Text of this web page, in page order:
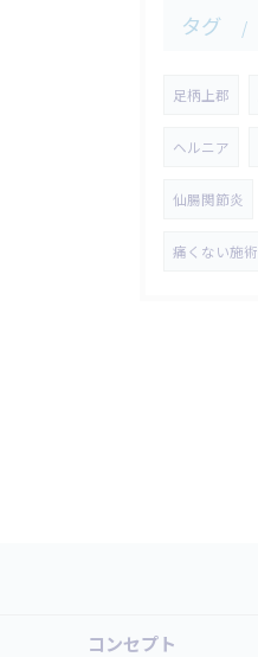
タグ
足柄上郡
ヘルニア
仙腸関節炎
痛くない施術
コンセプト